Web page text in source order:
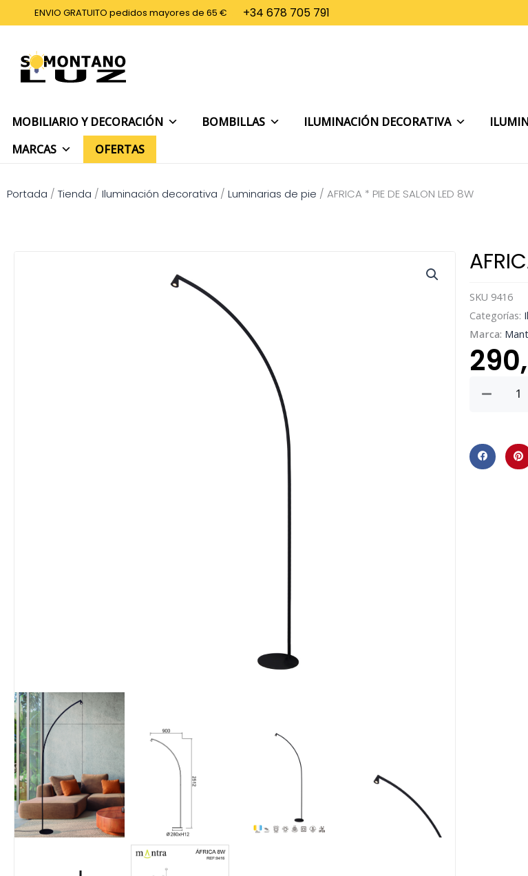
al
ENVIO GRATUITO pedidos mayores de 65 € +34 678 705 791
MOBILIARIO Y DECORACIÓN BOMBILLAS ILUMINACIÓN DECORATIVA
MARCAS
OFERTAS
Portada / Tienda / Iluminación decorativa / Luminarias de pie / AFRICA * PIE DE SALON LED 8W
SKU 9416
Categorías:
Marca: